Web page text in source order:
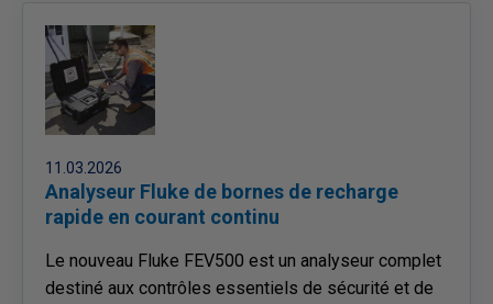
11.03.2026
Analyseur Fluke de bornes de recharge
rapide en courant continu
Le nouveau Fluke FEV500 est un analyseur complet
destiné aux contrôles essentiels de sécurité et de